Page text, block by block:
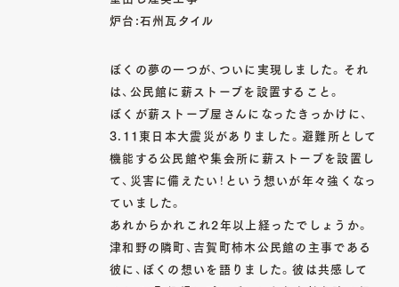
SERVICE
サービス詳細
04
ITEM
商品一覧
WORKS MAGAZINE
読み物一覧
炉台:石州瓦タイル
ぼくの夢の一つが、ついに実現しました。それ
は、公民館に薪ストーブを設置すること。
ぼくが薪ストーブ屋さんになったきっかけに、
3.11東日本大震災がありました。避難所として
機能する公民館や集会所に薪ストーブを設置し
て、災害に備えたい！という想いが年々強くなっ
ていました。
あれからかれこれ2年以上経ったでしょうか。
津和野の隣町、吉賀町柿木公民館の主事である
彼に、ぼくの想いを語りました。彼は共感して